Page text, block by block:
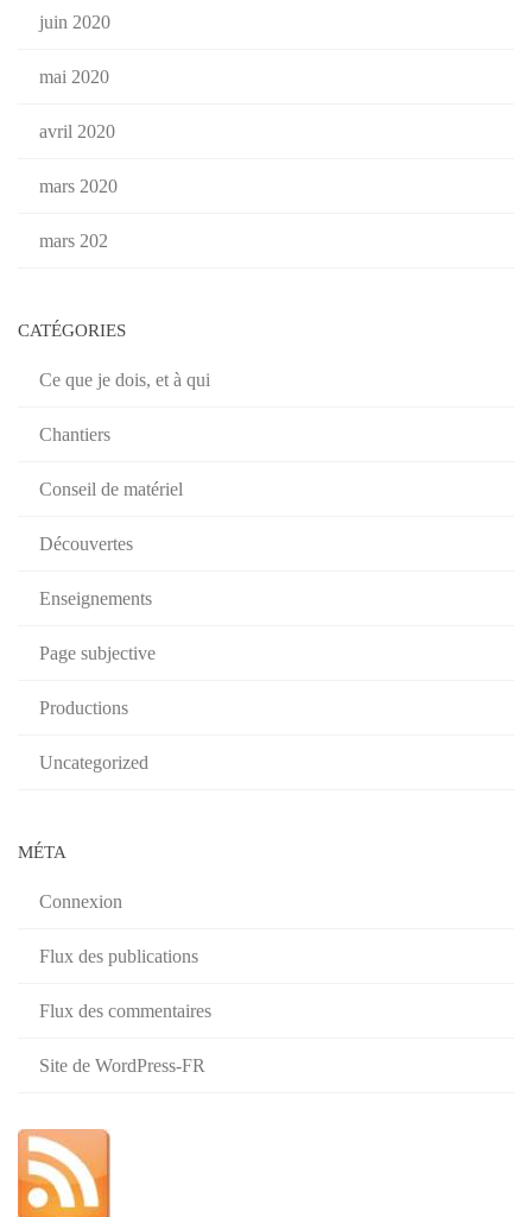
juin 2020
mai 2020
avril 2020
mars 2020
mars 202
CATÉGORIES
Ce que je dois, et à qui
Chantiers
Conseil de matériel
Découvertes
Enseignements
Page subjective
Productions
Uncategorized
MÉTA
Connexion
Flux des publications
Flux des commentaires
Site de WordPress-FR